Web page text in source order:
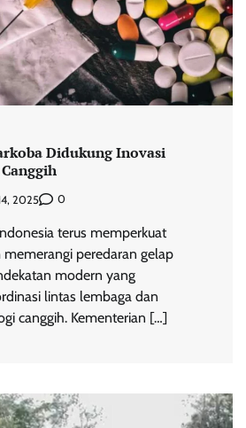
Didukung Inovasi
2025 0
terus memperkuat
peredaran gelap
modern yang
lintas lembaga dan
canggih. Kementerian […]